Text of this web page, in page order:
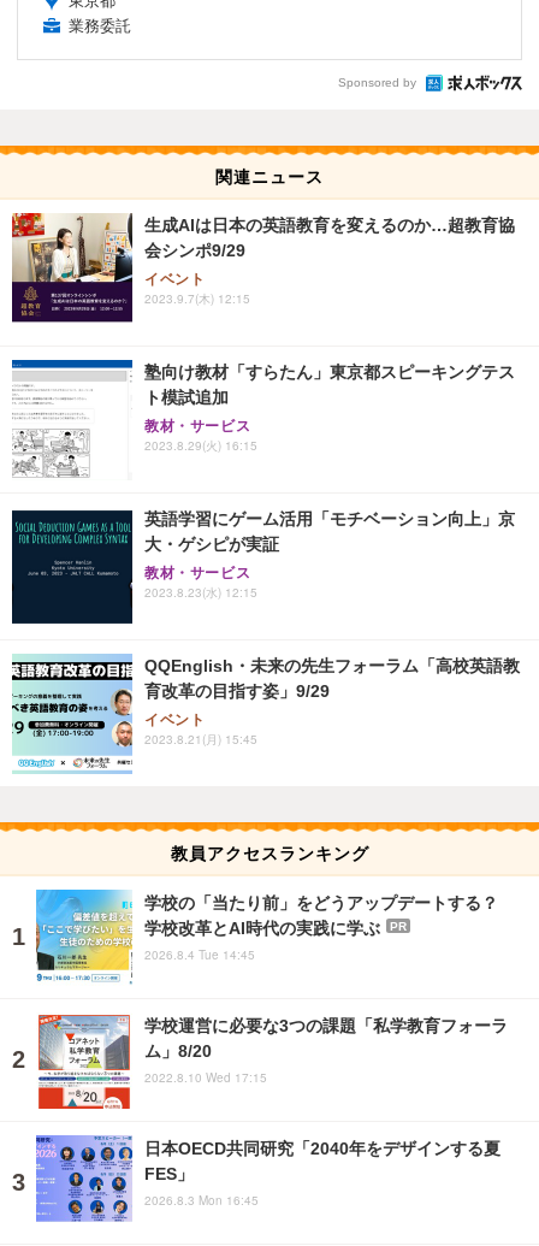
業務委託
Sponsored by
関連ニュース
生成AIは日本の英語教育を変えるのか…超教育協
会シンポ9/29
イベント
2023.9.7(木) 12:15
塾向け教材「すらたん」東京都スピーキングテス
ト模試追加
教材・サービス
2023.8.29(火) 16:15
英語学習にゲーム活用「モチベーション向上」京
大・ゲシピが実証
教材・サービス
2023.8.23(水) 12:15
QQEnglish・未来の先生フォーラム「高校英語教
育改革の目指す姿」9/29
イベント
2023.8.21(月) 15:45
教員アクセスランキング
学校の「当たり前」をどうアップデートする？
学校改革とAI時代の実践に学ぶ
PR
2026.8.4 Tue 14:45
学校運営に必要な3つの課題「私学教育フォーラ
ム」8/20
2022.8.10 Wed 17:15
日本OECD共同研究「2040年をデザインする夏
FES」
2026.8.3 Mon 16:45